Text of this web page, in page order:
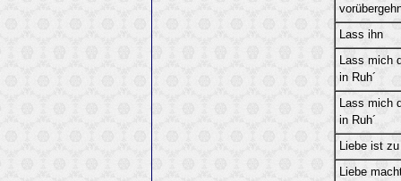
Lass ihn
Lass mich
in Ruh´
Lass mich
in Ruh´
Liebe ist
Liebe